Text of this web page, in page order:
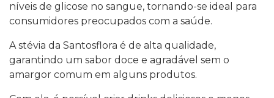
níveis de glicose no sangue, tornando-se ideal para
consumidores preocupados com a saúde.
A stévia da Santosflora é de alta qualidade,
garantindo um sabor doce e agradável sem o
amargor comum em alguns produtos.